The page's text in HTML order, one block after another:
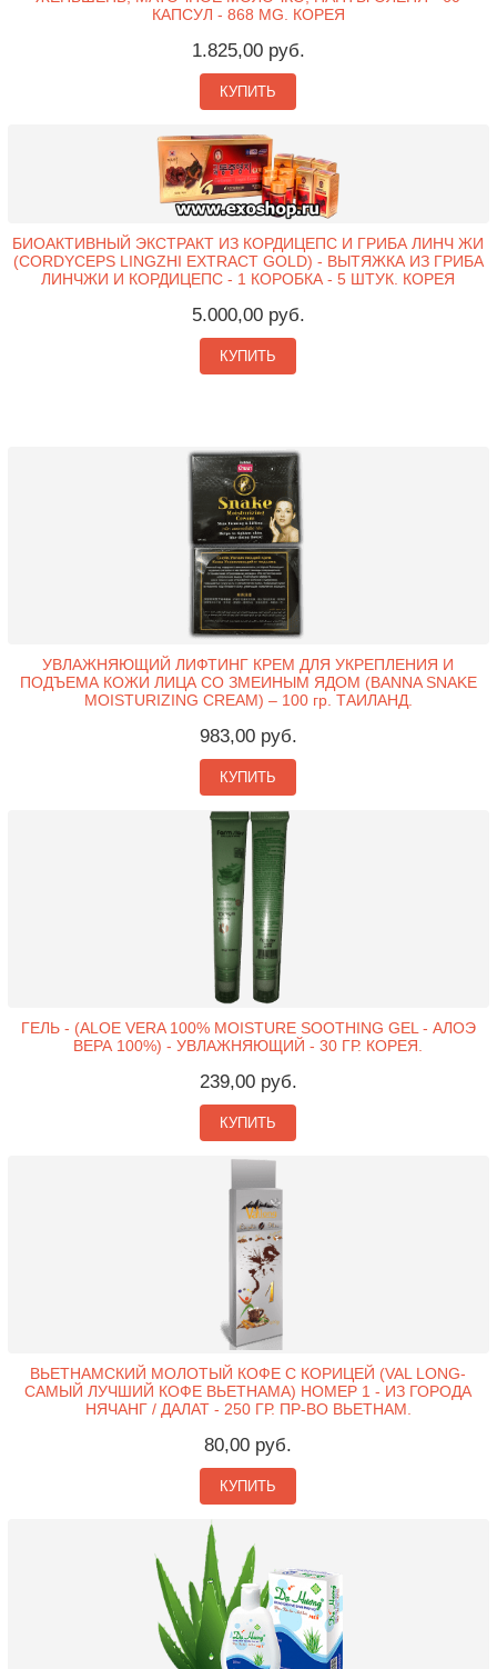
КАПСУЛ - 868 MG. КОРЕЯ
1.825,00 руб.
КУПИТЬ
БИОАКТИВНЫЙ ЭКСТРАКТ ИЗ КОРДИЦЕПС И ГРИБА ЛИНЧ ЖИ
(CORDYCEPS LINGZHI EXTRACT GOLD) - ВЫТЯЖКА ИЗ ГРИБА
ЛИНЧЖИ И КОРДИЦЕПС - 1 КОРОБКА - 5 ШТУК. КОРЕЯ
5.000,00 руб.
КУПИТЬ
УВЛАЖНЯЮЩИЙ ЛИФТИНГ КРЕМ ДЛЯ УКРЕПЛЕНИЯ И
ПОДЪЕМА КОЖИ ЛИЦА СО ЗМЕИНЫМ ЯДОМ (BANNA SNAKE
MOISTURIZING CREAM) – 100 гр. ТАИЛАНД.
983,00 руб.
КУПИТЬ
ГЕЛЬ - (ALOE VERA 100% MOISTURE SOOTHING GEL - АЛОЭ
ВЕРА 100%) - УВЛАЖНЯЮЩИЙ - 30 ГР. КОРЕЯ.
239,00 руб.
КУПИТЬ
ВЬЕТНАМСКИЙ МОЛОТЫЙ КОФЕ С КОРИЦЕЙ (VAL LONG-
САМЫЙ ЛУЧШИЙ КОФЕ ВЬЕТНАМА) НОМЕР 1 - ИЗ ГОРОДА
НЯЧАНГ / ДАЛАТ - 250 ГР. ПР-ВО ВЬЕТНАМ.
80,00 руб.
КУПИТЬ